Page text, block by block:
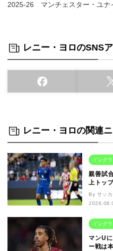
2025-26 マンチェスター・ユナ
レニー・ヨロのSNS
レニー・ヨロの関連
イング
親善試
上トッ
By サッ
イング
マンU
ー戦は